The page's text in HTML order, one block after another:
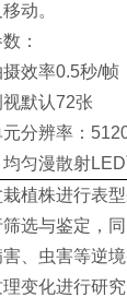
动。
：
摄效率0.5秒/帧
默认72张
元分辨率：
匀漫散射
植株进行表
选与鉴定，
、虫害等逆
变化进行研